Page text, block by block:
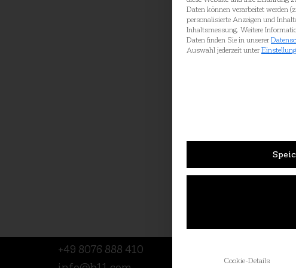
+49 8076 888 410
Katalog
Daten können verarbeitet werden
personalisierte Anzeigen und
Inhaltsmessung. Weitere
Daten finden Sie in unserer
Auswahl jederzeit unter
Cookie-Details